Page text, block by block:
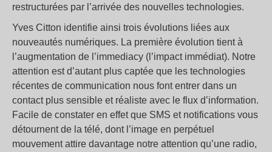
restructurées par l’arrivée des nouvelles technologies.
Yves Citton identifie ainsi trois évolutions liées aux
nouveautés numériques. La première évolution tient à
l’augmentation de l’immediacy (l’impact immédiat). Notre
attention est d’autant plus captée que les technologies
récentes de communication nous font entrer dans un
contact plus sensible et réaliste avec le flux d’information.
Facile de constater en effet que SMS et notifications vous
détournent de la télé, dont l’image en perpétuel
mouvement attire davantage notre attention qu’une radio,